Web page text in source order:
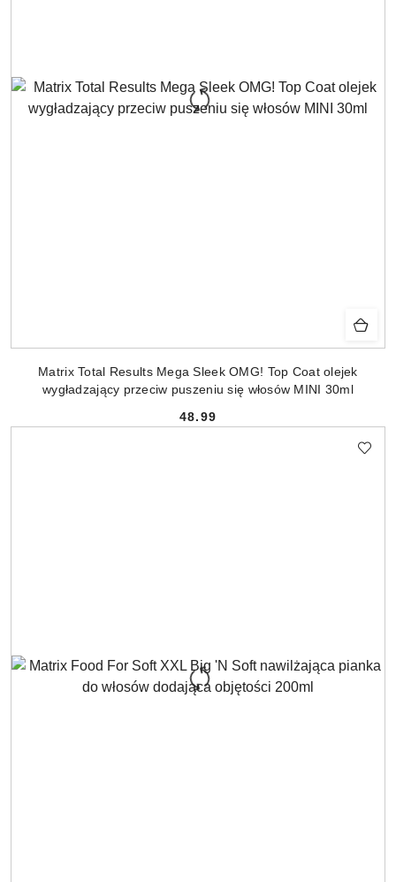
Matrix Total Results Mega Sleek OMG! Top Coat olejek
wygładzający przeciw puszeniu się włosów MINI 30ml
Cena:
48.99